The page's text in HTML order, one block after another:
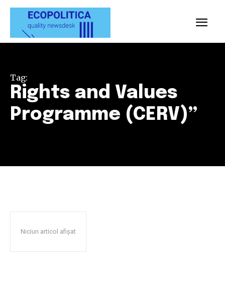
Tag:
Rights and Values
Programme (CERV)”
Niciun articol afișat